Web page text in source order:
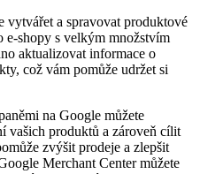
vytvářet a spravovat produktové
e-shopy s velkým množstvím
aktualizovat informace o
což vám pomůže udržet si
na Google můžete
vašich produktů a zároveň cílit
zvýšit prodeje a zlepšit
Merchant Center můžete